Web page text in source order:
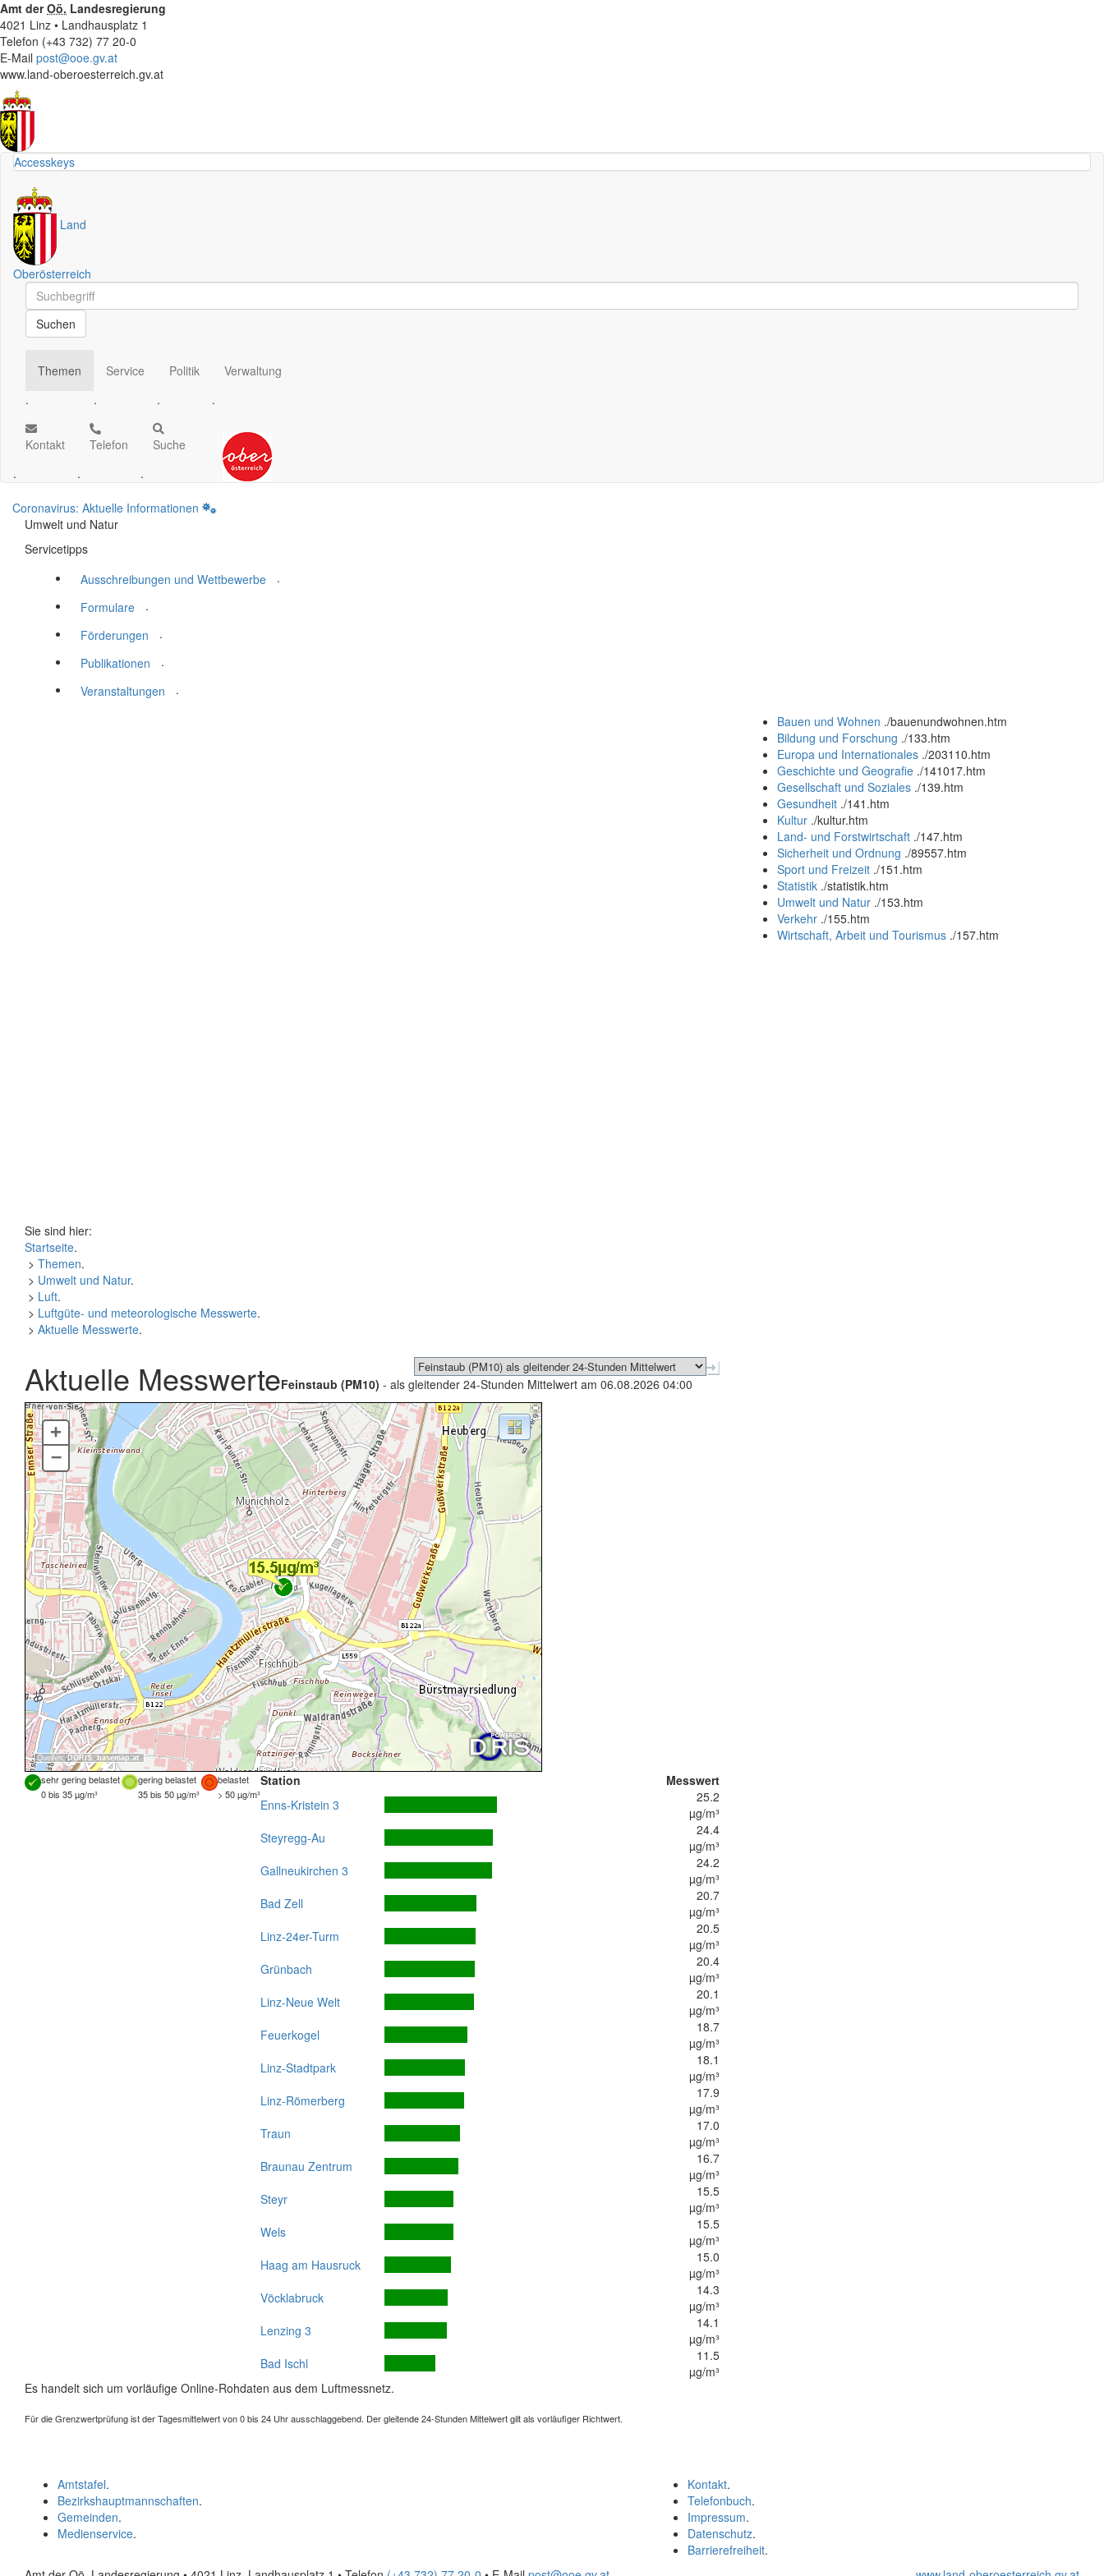
Amt derOö. Landesregierung
4021 Linz • Landhausplatz 1
Telefon (+43 732) 77 20-0
E-Mail post@ooe.gv.at
www.land-oberoesterreich.gv.at
Accesskeys
Land
Oberösterreich
Schnellsuche
Schnellsuche
Suchen
Themen
.
Service
.
Politik
.
Verwaltung
.
Kontakt
.
Telefon
.
Suche
.
Coronavirus: Aktuelle Informationen
Umwelt und Natur
Servicetipps
Ausschreibungen und Wettbewerbe
.
Formulare
.
Förderungen
.
Publikationen
.
Veranstaltungen
.
Bauen und Wohnen ./bauenundwohnen.htm
Bildung und Forschung ./133.htm
Europa und Internationales ./203110.htm
Geschichte und Geografie ./141017.htm
Gesellschaft und Soziales ./139.htm
Gesundheit ./141.htm
Kultur ./kultur.htm
Land- und Forstwirtschaft ./147.htm
Sicherheit und Ordnung ./89557.htm
Sport und Freizeit ./151.htm
Statistik ./statistik.htm
Umwelt und Natur ./153.htm
Verkehr ./155.htm
Wirtschaft, Arbeit und Tourismus ./157.htm
Sie sind hier:
Startseite.
> Themen.
> Umwelt und Natur.
> Luft.
> Luftgüte- und meteorologische Messwerte.
> Aktuelle Messwerte.
Aktuelle MesswerteFeinstaub (PM10) - als gleitender 24-Stunden Mittelwert am 06.08.2026 04:00
Quellen:DORIS, basemap.at
+
–
sehr gering belastet gering belastet
belastet
0 bis 35 µg/m³
35 bis 50 µg/m³ > 50 µg/m³
Station
Messwert
Enns-Kristein 3
25.2
µg/m³
Steyregg-Au
24.4
µg/m³
Gallneukirchen 3
24.2
µg/m³
Bad Zell
20.7
µg/m³
Linz-24er-Turm
20.5
µg/m³
Grünbach
20.4
µg/m³
Linz-Neue Welt
20.1
µg/m³
Feuerkogel
18.7
µg/m³
Linz-Stadtpark
18.1
µg/m³
Linz-Römerberg
17.9
µg/m³
Traun
17.0
µg/m³
Braunau Zentrum
16.7
µg/m³
Steyr
15.5
µg/m³
Wels
15.5
µg/m³
Haag am Hausruck
15.0
µg/m³
Vöcklabruck
14.3
µg/m³
Lenzing 3
14.1
µg/m³
Bad Ischl
11.5
µg/m³
Es handelt sich um vorläufige Online-Rohdaten aus dem Luftmessnetz.
Für die Grenzwertprüfung ist der Tagesmittelwert von 0 bis 24 Uhr ausschlaggebend. Der gleitende 24-Stunden Mittelwert gilt als vorläufiger Richtwert.
Kontakt.
Telefonbuch.
Impressum.
Datenschutz.
Barrierefreiheit.
Amtstafel.
Bezirkshauptmannschaften.
Gemeinden.
Medienservice.